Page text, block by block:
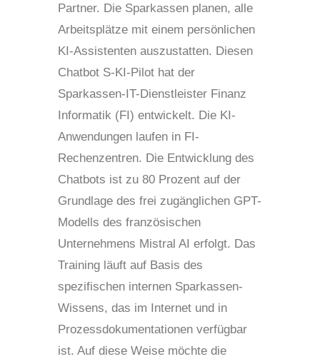
Partner. Die Sparkassen planen, alle
Arbeitsplätze mit einem persönlichen
KI-Assistenten auszustatten. Diesen
Chatbot S-KI-Pilot hat der
Sparkassen-IT-Dienstleister Finanz
Informatik (FI) entwickelt. Die KI-
Anwendungen laufen in FI-
Rechenzentren. Die Entwicklung des
Chatbots ist zu 80 Prozent auf der
Grundlage des frei zugänglichen GPT-
Modells des französischen
Unternehmens Mistral AI erfolgt. Das
Training läuft auf Basis des
spezifischen internen Sparkassen-
Wissens, das im Internet und in
Prozessdokumentationen verfügbar
ist. Auf diese Weise möchte die